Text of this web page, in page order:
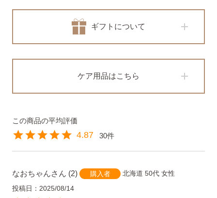
ア、どーんとプレゼント♪
・Amazon Pay
・銀行振込
・コンビニ後払
全国一律 715円
ギフトについて
ケア用品はこちら
4.87 30
なおちゃん 2 購入者 北海道 50代 女性
投稿日
2025/08/14